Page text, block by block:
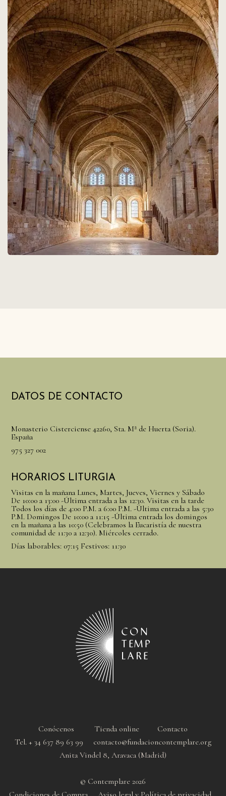
DATOS DE CONTACTO
Monasterio Cisterciense 42260, Sta. Mª de Huerta (Soria).
España
975 327 002
HORARIOS LITURGIA
Visitas en la mañana Lunes, Martes, Jueves, Viernes y Sábado
De 10:00 a 13:00 -Última entrada a las 12:30. Visitas en la tarde
Todos los días de 4:00 P.M. a 6:00 P.M. -Última entrada a las 5:30
P.M. Domingos De 10:00 a 11:15 -Última entrada los domingos
en la mañana a las 10:50 (Celebramos la Eucaristía de nuestra
comunidad de 11:30 a 12:30). Miércoles cerrado.
Días laborables: 07:15 Festivos: 11:30
Conócenos Tienda online
Contacto
Tel. + 34 637 89 63 99 contacto@fundacioncontemplare.org
Anita Vindel 8, Aravaca (Madrid)
© Contemplare 2026